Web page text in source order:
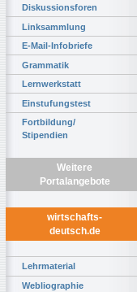
Diskussionsforen
Linksammlung
E-Mail-Infobriefe
Grammatik
Lernwerkstatt
Einstufungstest
Fortbildung/
Stipendien
Weitere
Portalangebote
wirtschafts-
deutsch.de
Lehrmaterial
Webliographie